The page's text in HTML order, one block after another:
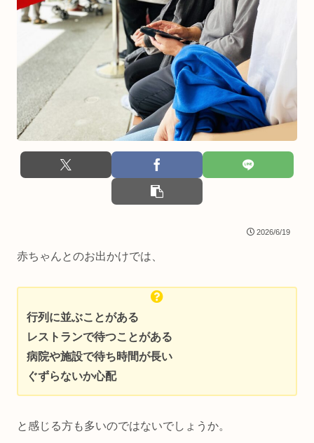
2026/6/19
赤ちゃんとのお出かけでは、
行列に並ぶことがある
レストランで待つことがある
病院や施設で待ち時間が長い
ぐずらないか心配
と感じる方も多いのではないでしょうか。